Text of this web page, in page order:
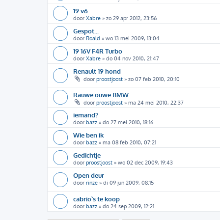
19 v6
door Xabre » zo 29 apr 2012, 23:56
Gespot...
door Roald » wo 13 mei 2009, 13:04
19 16V F4R Turbo
door Xabre » do 04 nov 2010, 21:47
Renault 19 hond
door proostjoost » zo 07 feb 2010, 20:10
Rauwe ouwe BMW
door proostjoost » ma 24 mei 2010, 22:37
iemand?
door bazz » do 27 mei 2010, 18:16
Wie ben ik
door bazz » ma 08 feb 2010, 07:21
Gedichtje
door proostjoost » wo 02 dec 2009, 19:43
Open deur
door rinze » di 09 jun 2009, 08:15
cabrio`s te koop
door bazz » do 24 sep 2009, 12:21